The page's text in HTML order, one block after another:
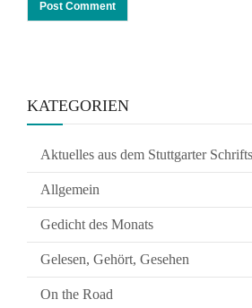
KATEGORIEN
Aktuelles aus dem Stuttgarter
Allgemein
Gedicht des Monats
Gelesen, Gehört, Gesehen
On the Road